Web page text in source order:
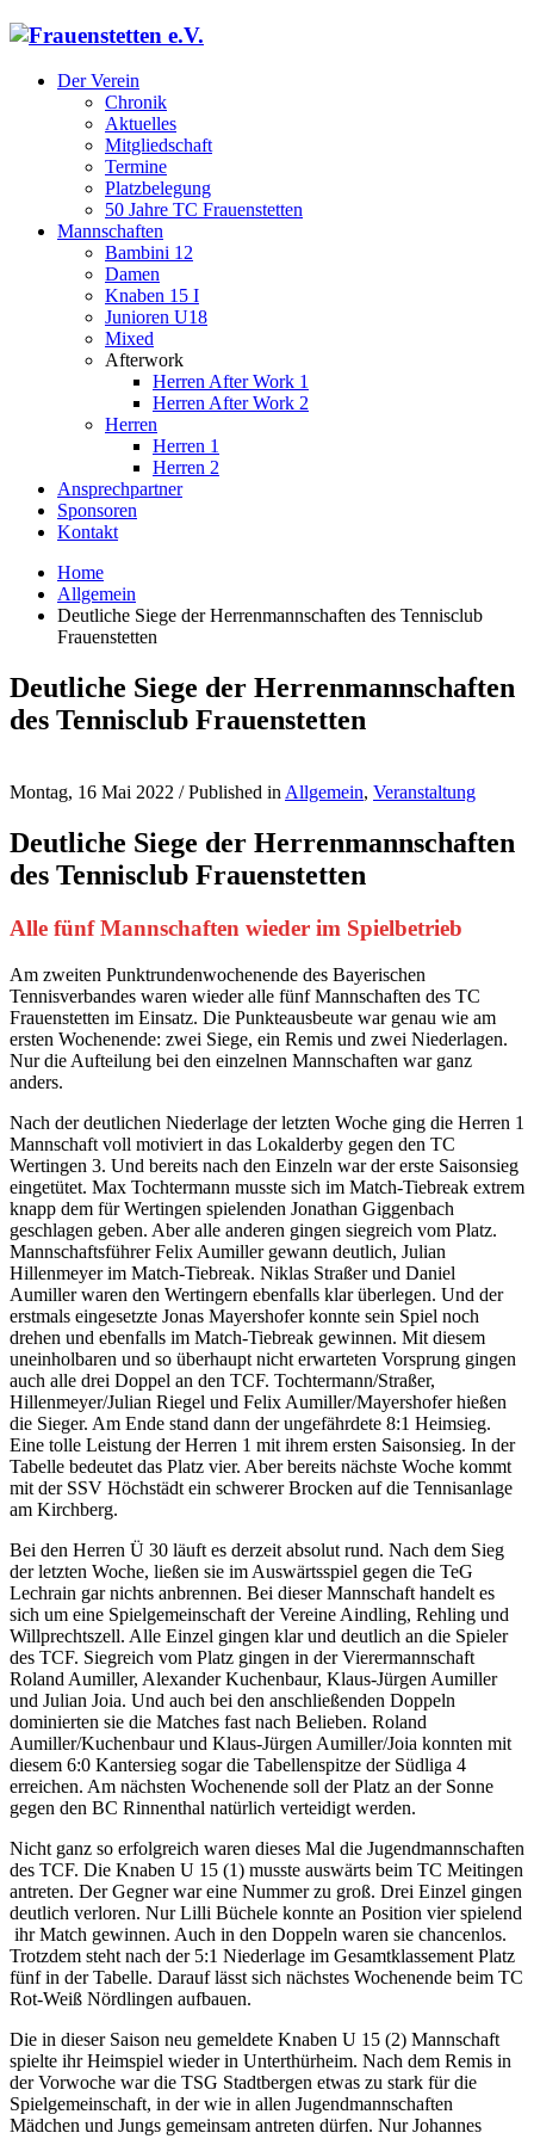
Der Verein
Chronik
Aktuelles
Mitgliedschaft
Termine
Platzbelegung
50 Jahre TC Frauenstetten
Mannschaften
Bambini 12
Damen
Knaben 15 I
Junioren U18
Mixed
Afterwork
Herren After Work 1
Herren After Work 2
Herren
Herren 1
Herren 2
Ansprechpartner
Sponsoren
Kontakt
Home
Allgemein
Deutliche Siege der Herrenmannschaften des Tennisclub
Frauenstetten
Deutliche Siege der Herrenmannschaften
des Tennisclub Frauenstetten
Montag, 16 Mai 2022 /Published in Allgemein, Veranstaltung
Deutliche Siege der Herrenmannschaften
des Tennisclub Frauenstetten
Alle fünf Mannschaften wieder im Spielbetrieb
Am zweiten Punktrundenwochenende des Bayerischen
Tennisverbandes waren wieder alle fünf Mannschaften des TC
Frauenstetten im Einsatz. Die Punkteausbeute war genau wie am
ersten Wochenende: zwei Siege, ein Remis und zwei Niederlagen.
Nur die Aufteilung bei den einzelnen Mannschaften war ganz
anders.
Nach der deutlichen Niederlage der letzten Woche ging die Herren 1
Mannschaft voll motiviert in das Lokalderby gegen den TC
Wertingen 3. Und bereits nach den Einzeln war der erste Saisonsieg
eingetütet. Max Tochtermann musste sich im Match-Tiebreak extrem
knapp dem für Wertingen spielenden Jonathan Giggenbach
geschlagen geben. Aber alle anderen gingen siegreich vom Platz.
Mannschaftsführer Felix Aumiller gewann deutlich, Julian
Hillenmeyer im Match-Tiebreak. Niklas Straßer und Daniel
Aumiller waren den Wertingern ebenfalls klar überlegen. Und der
erstmals eingesetzte Jonas Mayershofer konnte sein Spiel noch
drehen und ebenfalls im Match-Tiebreak gewinnen. Mit diesem
uneinholbaren und so überhaupt nicht erwarteten Vorsprung gingen
auch alle drei Doppel an den TCF. Tochtermann/Straßer,
Hillenmeyer/Julian Riegel und Felix Aumiller/Mayershofer hießen
die Sieger. Am Ende stand dann der ungefährdete 8:1 Heimsieg.
Eine tolle Leistung der Herren 1 mit ihrem ersten Saisonsieg. In der
Tabelle bedeutet das Platz vier. Aber bereits nächste Woche kommt
mit der SSV Höchstädt ein schwerer Brocken auf die Tennisanlage
am Kirchberg.
Bei den Herren Ü 30 läuft es derzeit absolut rund. Nach dem Sieg
der letzten Woche, ließen sie im Auswärtsspiel gegen die TeG
Lechrain gar nichts anbrennen. Bei dieser Mannschaft handelt es
sich um eine Spielgemeinschaft der Vereine Aindling, Rehling und
Willprechtszell. Alle Einzel gingen klar und deutlich an die Spieler
des TCF. Siegreich vom Platz gingen in der Vierermannschaft
Roland Aumiller, Alexander Kuchenbaur, Klaus-Jürgen Aumiller
und Julian Joia. Und auch bei den anschließenden Doppeln
dominierten sie die Matches fast nach Belieben. Roland
Aumiller/Kuchenbaur und Klaus-Jürgen Aumiller/Joia konnten mit
diesem 6:0 Kantersieg sogar die Tabellenspitze der Südliga 4
erreichen. Am nächsten Wochenende soll der Platz an der Sonne
gegen den BC Rinnenthal natürlich verteidigt werden.
Nicht ganz so erfolgreich waren dieses Mal die Jugendmannschaften
des TCF. Die Knaben U 15 (1) musste auswärts beim TC Meitingen
antreten. Der Gegner war eine Nummer zu groß. Drei Einzel gingen
deutlich verloren. Nur Lilli Büchele konnte an Position vier spielend
ihr Match gewinnen. Auch in den Doppeln waren sie chancenlos.
Trotzdem steht nach der 5:1 Niederlage im Gesamtklassement Platz
fünf in der Tabelle. Darauf lässt sich nächstes Wochenende beim TC
Rot-Weiß Nördlingen aufbauen.
Die in dieser Saison neu gemeldete Knaben U 15 (2) Mannschaft
spielte ihr Heimspiel wieder in Unterthürheim. Nach dem Remis in
der Vorwoche war die TSG Stadtbergen etwas zu stark für die
Spielgemeinschaft, in der wie in allen Jugendmannschaften
Mädchen und Jungs gemeinsam antreten dürfen. Nur Johannes